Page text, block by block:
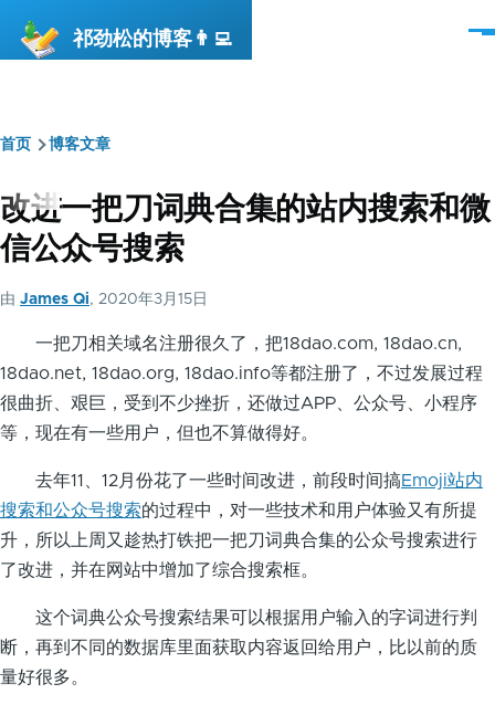
祁劲松的博客👨‍💻
菜
面
包
屑
首页 博客文章
改进一把刀词典合集的站内搜索和微
信公众号搜索
由 James Qi, 2020年3月15日
一把刀相关域名注册很久了，把18dao.com, 18dao.cn,
18dao.net, 18dao.org, 18dao.info等都注册了，不过发展过程
很曲折、艰巨，受到不少挫折，还做过APP、公众号、小程序
等，现在有一些用户，但也不算做得好。
去年11、12月份花了一些时间改进，前段时间搞Emoji站内
搜索和公众号搜索的过程中，对一些技术和用户体验又有所提
升，所以上周又趁热打铁把一把刀词典合集的公众号搜索进行
了改进，并在网站中增加了综合搜索框。
这个词典公众号搜索结果可以根据用户输入的字词进行判
断，再到不同的数据库里面获取内容返回给用户，比以前的质
量好很多。